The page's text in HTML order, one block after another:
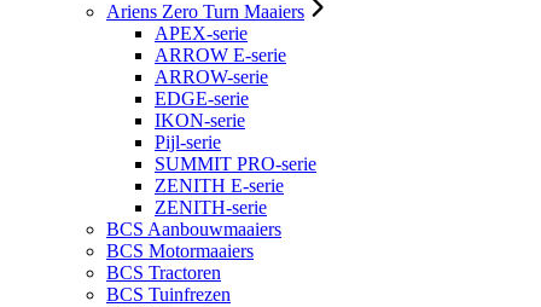
Ariens Zero Turn Maaiers
APEX-serie
ARROW E-serie
ARROW-serie
EDGE-serie
IKON-serie
Pijl-serie
SUMMIT PRO-serie
ZENITH E-serie
ZENITH-serie
BCS Aanbouwmaaiers
BCS Motormaaiers
BCS Tractoren
BCS Tuinfrezen